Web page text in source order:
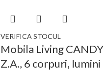
VERIFICA STOCUL
Mobila Living CANDY
Z.A., 6 corpuri, lumini